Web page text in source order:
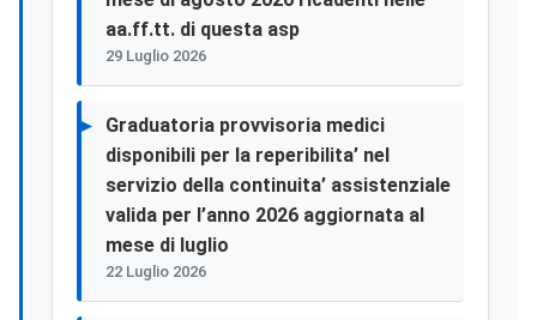
aa.ff.tt. di questa asp
29 Luglio 2026
Graduatoria provvisoria medici
disponibili per la reperibilita’ nel
servizio della continuita’ assistenziale
valida per l’anno 2026 aggiornata al
mese di luglio
22 Luglio 2026